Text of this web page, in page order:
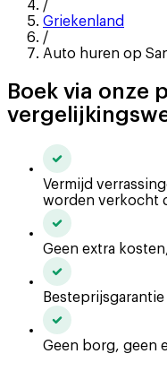
/
Griekenland
/
Auto huren op
Boek via onze
Vermijd
worden verkocht
Geen extra
Besteprijsgarantie
Geen borg, geen